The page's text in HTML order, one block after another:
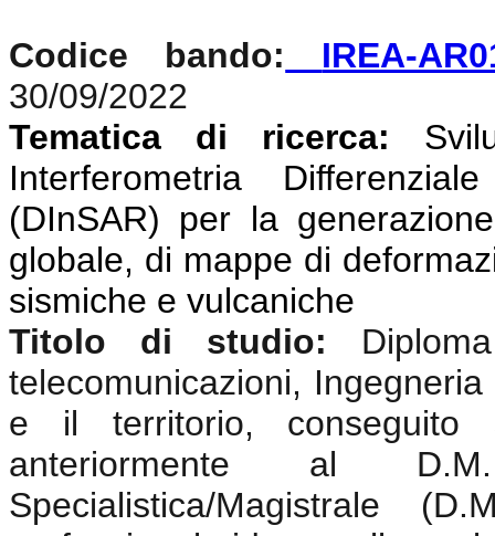
Codice bando:
IREA-
30/09/2022
Tematica di ricerca:
Interferometria
(DInSAR) per la
globale, di mappe di
sismiche e vulcaniche
Titolo di studio:
telecomunicazioni,
e il territorio, conseguito
anteriormente al
Specialistica/Magistrale